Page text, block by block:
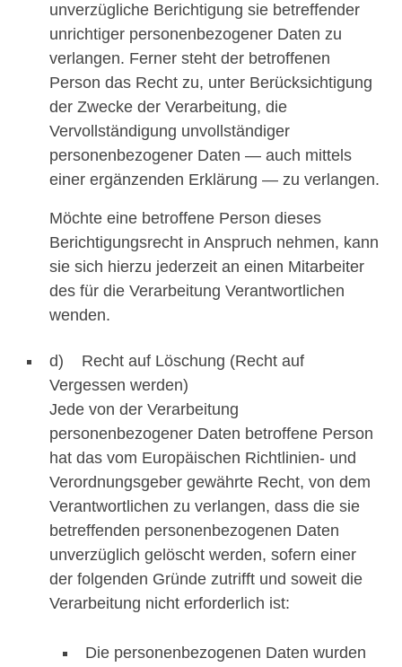
unverzügliche Berichtigung sie betreffender
unrichtiger personenbezogener Daten zu
verlangen. Ferner steht der betroffenen
Person das Recht zu, unter Berücksichtigung
der Zwecke der Verarbeitung, die
Vervollständigung unvollständiger
personenbezogener Daten — auch mittels
einer ergänzenden Erklärung — zu verlangen.
Möchte eine betroffene Person dieses
Berichtigungsrecht in Anspruch nehmen, kann
sie sich hierzu jederzeit an einen Mitarbeiter
des für die Verarbeitung Verantwortlichen
wenden.
d) Recht auf Löschung (Recht auf
Vergessen werden)
Jede von der Verarbeitung
personenbezogener Daten betroffene Person
hat das vom Europäischen Richtlinien- und
Verordnungsgeber gewährte Recht, von dem
Verantwortlichen zu verlangen, dass die sie
betreffenden personenbezogenen Daten
unverzüglich gelöscht werden, sofern einer
der folgenden Gründe zutrifft und soweit die
Verarbeitung nicht erforderlich ist:
Die personenbezogenen Daten wurden